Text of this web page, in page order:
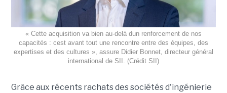
« Cette acquisition va bien au-delà dun renforcement de nos
capacités : cest avant tout une rencontre entre des équipes, des
expertises et des cultures », assure Didier Bonnet, directeur général
international de SII. (Crédit SII)
Grâce aux récents rachats des sociétés d'ingénierie